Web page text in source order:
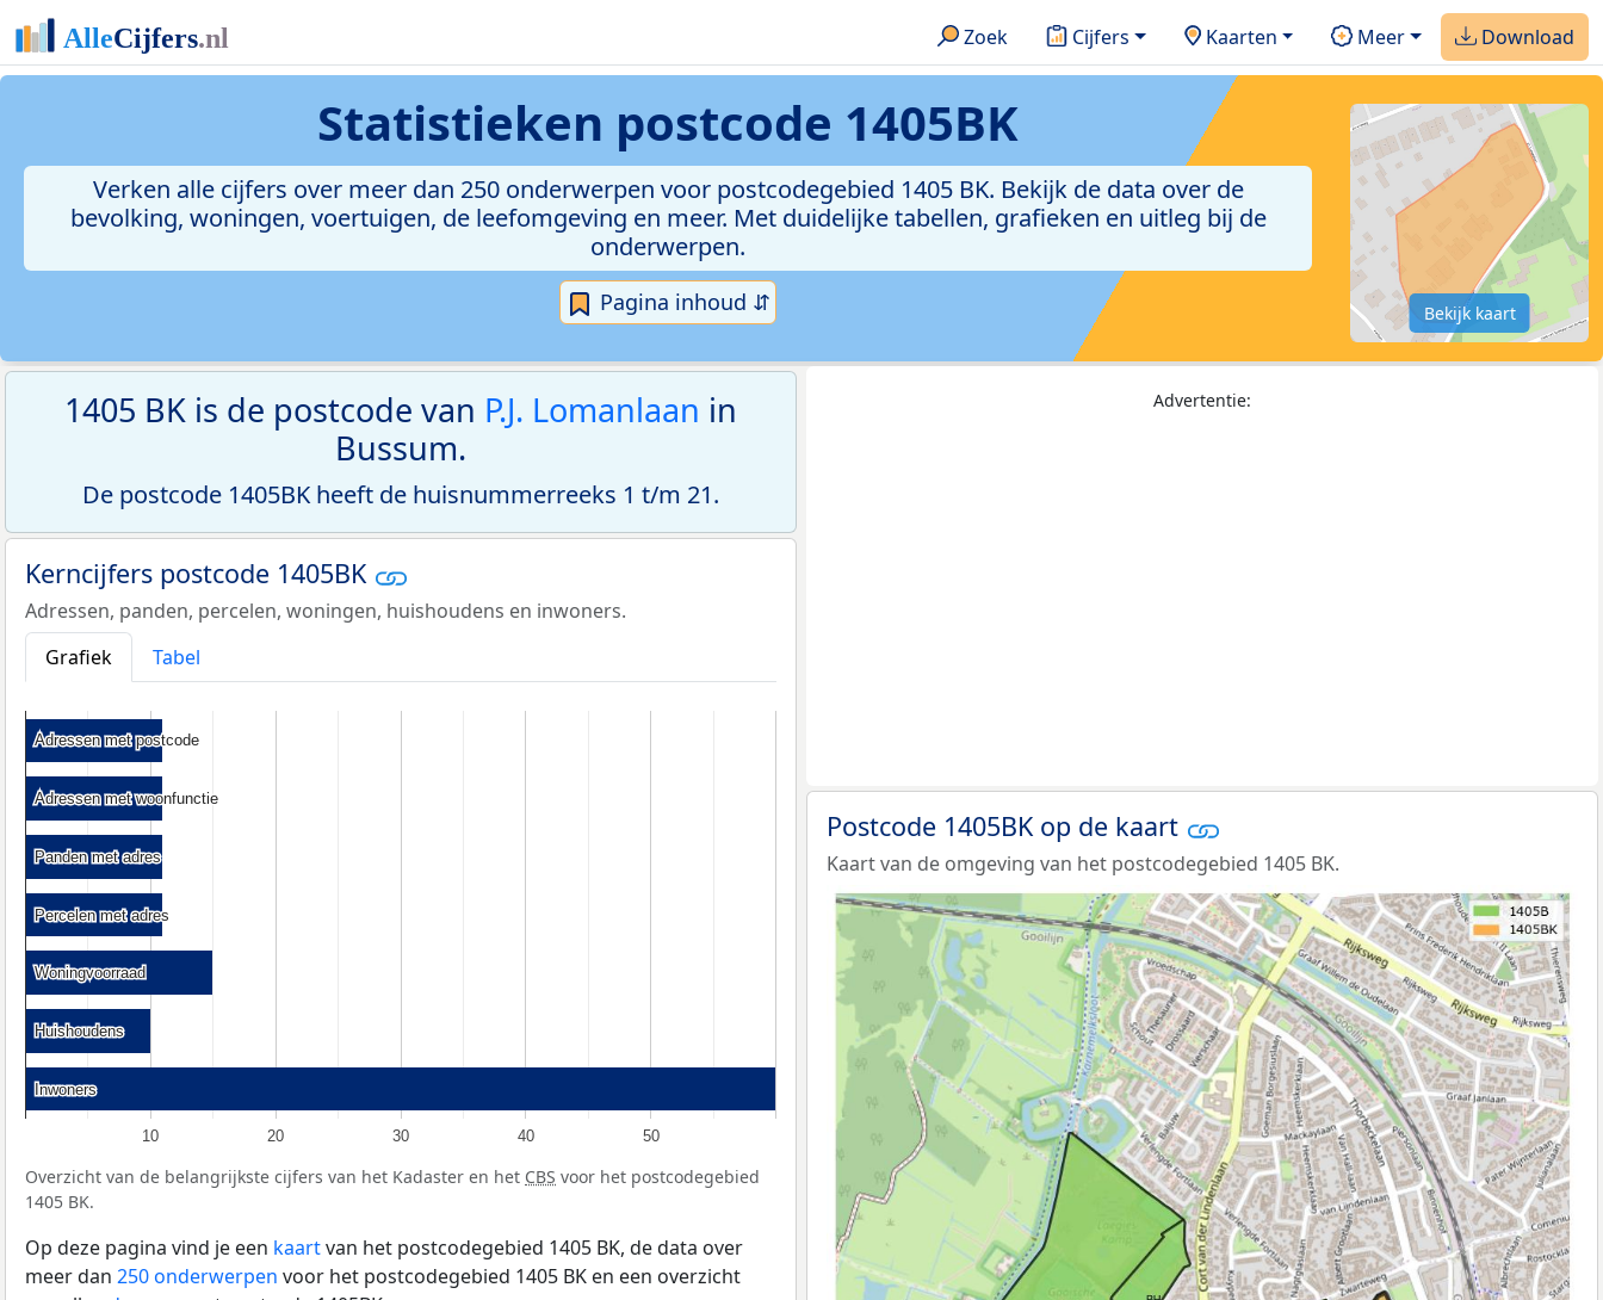
Zoek Cijfers Kaarten Meer Download
Statistieken postcode 1405BK
Verken alle cijfers over meer dan 250 onderwerpen voor postcodegebied 1405 BK. Bekijk de data over de
bevolking, woningen, voertuigen, de leefomgeving en meer. Met duidelijke tabellen, grafieken en uitleg bij de
onderwerpen.
Pagina inhoud ⇵ Bekijk kaart
1405 BK is de postcode van P.J. Lomanlaan in
Bussum.
De postcode 1405BK heeft de huisnummerreeks 1 t/m 21.
Kerncijfers postcode 1405BK
Adressen, panden, percelen, woningen, huishoudens en inwoners.
Grafiek
Tabel
10 20 30 40 50
Adressen met postcode
Adressen met postcode
Adressen met woonfunctie
Adressen met woonfunctie
Panden met adres
Panden met adres
Percelen met adres
Percelen met adres
Woningvoorraad
Woningvoorraad
Huishoudens
Huishoudens
Inwoners
Inwoners
Overzicht van de belangrijkste cijfers van het Kadaster en het CBS voor het postcodegebied
1405 BK.
Op deze pagina vind je een kaartvan het postcodegebied 1405 BK, de data over
meer dan 250 onderwerpen voor het postcodegebied 1405 BK en een overzicht
Advertentie:
Postcode 1405BK op de kaart
Kaart van de omgeving van het postcodegebied 1405 BK.